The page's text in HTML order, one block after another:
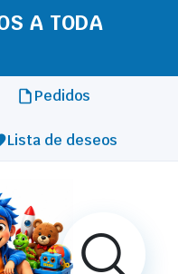
A TODA
Pedidos
Lista de deseos